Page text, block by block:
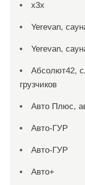
x3x
Yerevan,
Yerevan,
Абсолют42,
грузчиков
Авто Плюс,
Авто-ГУР
Авто-ГУР
Авто+